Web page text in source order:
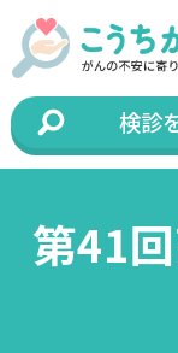
検診
第41